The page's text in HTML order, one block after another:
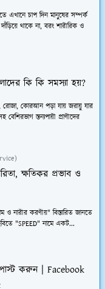
এখানে চাপ দিন মানুষের সম্পর্ক
থাকে না, বরং শারীরিক ও
কি কি সমস্যা হয়?
রোজা, কোরআন পড়া যায় জরায়ু যার
বেশিরভাগ স্তন্যপায়ী প্রাণীদের
ক্ষতিকর প্রভাব ও
নারীর করণীয়" বিস্তারিত জানতে
"SPEED" নামে একট...
করুন | Facebook